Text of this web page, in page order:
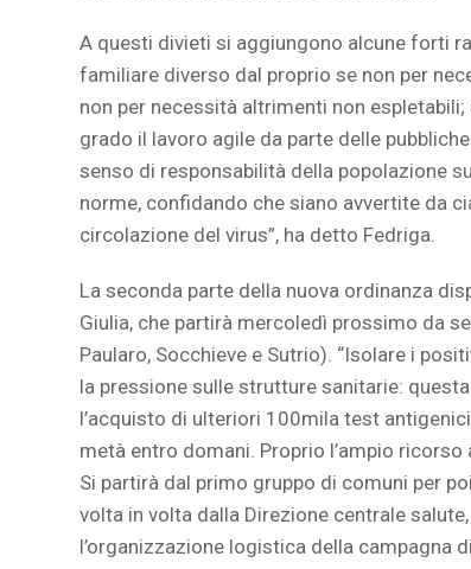
A questi divieti si aggiungono alcune forti
familiare diverso dal proprio se non per
non per necessità altrimenti non
grado il lavoro agile da parte delle
senso di responsabilità della popolazione
norme, confidando che siano avvertite da
circolazione del virus”, ha detto Fedriga.
La seconda parte della nuova ordinanza
Giulia, che partirà mercoledì prossimo da
Paularo, Socchieve e Sutrio). “Isolare i
la pressione sulle strutture sanitarie:
l’acquisto di ulteriori 100mila test
metà entro domani. Proprio l’ampio
Si partirà dal primo gruppo di comuni per
volta in volta dalla Direzione centrale
l’organizzazione logistica della campagna